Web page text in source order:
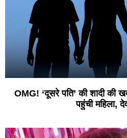
OMG! ‘दूसरे पति’ की शादी की
पहुंची महिला,